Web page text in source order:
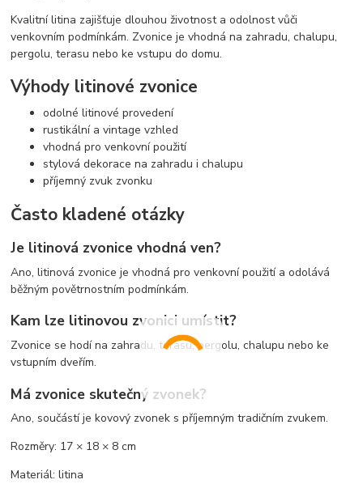
Kvalitní litina zajišťuje dlouhou životnost a odolnost vůči
venkovním podmínkám. Zvonice je vhodná na zahradu, chalupu,
pergolu, terasu nebo ke vstupu do domu.
Výhody litinové zvonice
odolné litinové provedení
rustikální a vintage vzhled
vhodná pro venkovní použití
stylová dekorace na zahradu i chalupu
příjemný zvuk zvonku
Často kladené otázky
Je litinová zvonice vhodná ven?
Ano, litinová zvonice je vhodná pro venkovní použití a odolává
běžným povětrnostním podmínkám.
Kam lze litinovou zvonici umístit?
Zvonice se hodí na zahradu, terasu, pergolu, chalupu nebo ke
vstupním dveřím.
Má zvonice skutečný zvonek?
Ano, součástí je kovový zvonek s příjemným tradičním zvukem.
Rozměry: 17 × 18 × 8 cm
Materiál: litina